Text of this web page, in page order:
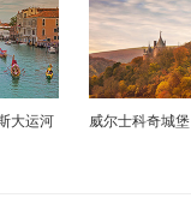
大运河
威尔士科奇城堡